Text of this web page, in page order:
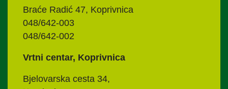
Braće Radić 47, Koprivnica
048/642-003
048/642-002
Vrtni centar, Koprivnica
Bjelovarska cesta 34,